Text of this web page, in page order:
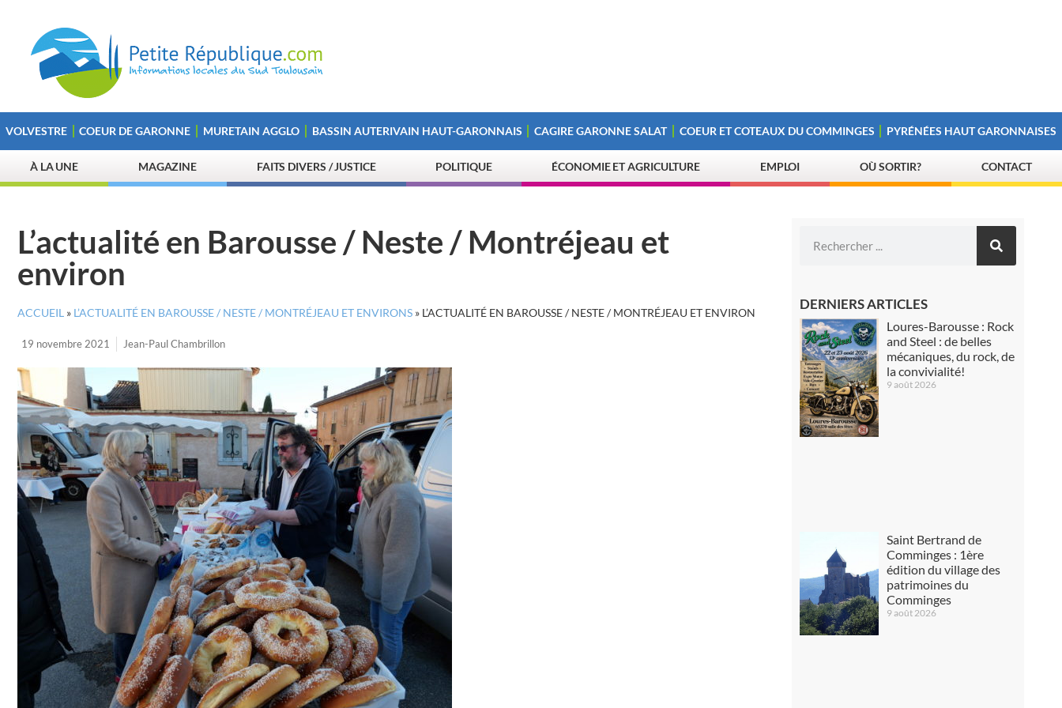
VOLVESTRE COEUR DE GARONNE MURETAIN AGGLO BASSIN AUTERIVAIN HAUT-GARONNAIS CAGIRE GARONNE SALAT COEUR ET COTEAUX DU COMMINGES PYRÉNÉES HAUT GARONNAISES
À LA UNE MAGAZINE FAITS DIVERS / JUSTICE POLITIQUE ÉCONOMIE ET AGRICULTURE EMPLOI OÙ SORTIR? CONTACT
L’actualité en Barousse / Neste / Montréjeau et
environ
ACCUEIL » L’ACTUALITÉ EN BAROUSSE / NESTE / MONTRÉJEAU ET ENVIRONS » L’ACTUALITÉ EN BAROUSSE / NESTE / MONTRÉJEAU ET ENVIRON
19 novembre 2021 Jean-Paul Chambrillon
DERNIERS ARTICLES
Loures-Barousse : Rock
and Steel : de belles
mécaniques, du rock, de
la convivialité!
9 août 2026
Saint Bertrand de
Comminges : 1ère
édition du village des
patrimoines du
Comminges
9 août 2026